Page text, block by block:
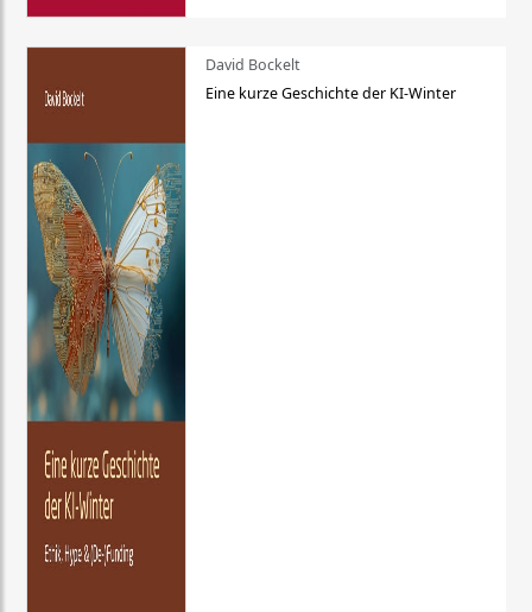
David Bockelt
Eine kurze Geschichte der KI-Winter